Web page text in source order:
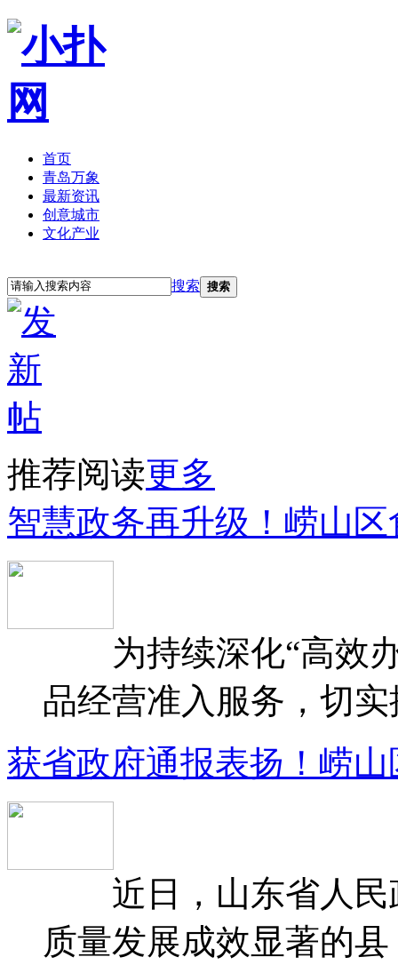
首页
青岛万象
最新资讯
创意城市
文化产业
搜索 搜索
推荐阅读更多
智慧政务再升级！崂山
为持续深化“高效办
品经营准入服务，切
获省政府通报表扬！崂
近日，山东省人民
质量发展成效显著的